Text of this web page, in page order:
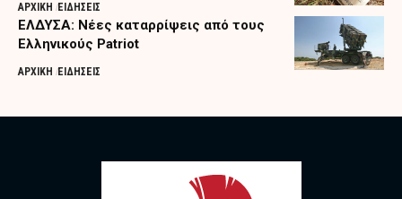
ΑΡΧΙΚΗ ΕΙΔΗΣΕΙΣ
ΕΛΔΥΣΑ: Νέες καταρρίψεις από τους
Ελληνικούς Patriot
ΑΡΧΙΚΗ ΕΙΔΗΣΕΙΣ